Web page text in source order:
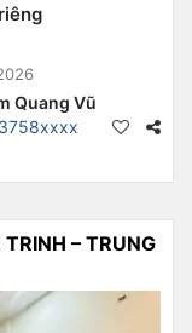
Quang Vũ
– TRUNG